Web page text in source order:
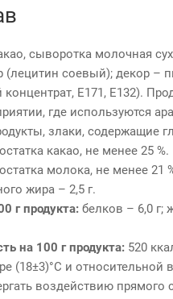
сыворотка молочная
(лецитин соевый); декор –
Е171, Е132).
где используются
злаки, содержащие
какао, не менее 25 %.
молока, не менее 21
жира – 2,5 г.
г продукта:белков – 6,0 г;
на 100 г продукта: 520
(18±3)°С и относительной
воздействию прямого